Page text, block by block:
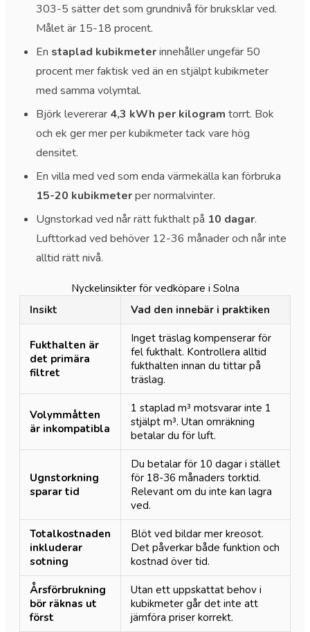
303-5 sätter det som grundnivå för bruksklar ved.
Målet är 15-18 procent.
En staplad kubikmeterinnehåller ungefär 50
procent mer faktisk ved än en stjälpt kubikmeter
med samma volymtal.
Björk levererar 4,3 kWh per kilogram torrt. Bok
och ek ger mer per kubikmeter tack vare hög
densitet.
En villa med ved som enda värmekälla kan förbruka
15-20 kubikmeterper normalvinter.
Ugnstorkad ved når rätt fukthalt på 10 dagar.
Lufttorkad ved behöver 12-36 månader och når inte
alltid rätt nivå.
Nyckelinsikter för vedköpare i Solna
Insikt
Vad den innebär i praktiken
Fukthalten är
det primära
filtret
Inget träslag kompenserar för
fel fukthalt. Kontrollera alltid
fukthalten innan du tittar på
träslag.
Volymmåtten
är inkompatibla
1 staplad m³ motsvarar inte 1
stjälpt m³. Utan omräkning
betalar du för luft.
Ugnstorkning
sparar tid
Du betalar för 10 dagar i stället
för 18-36 månaders torktid.
Relevant om du inte kan lagra
ved.
Totalkostnaden
inkluderar
sotning
Blöt ved bildar mer kreosot.
Det påverkar både funktion och
kostnad över tid.
Årsförbrukning
bör räknas ut
först
Utan ett uppskattat behov i
kubikmeter går det inte att
jämföra priser korrekt.